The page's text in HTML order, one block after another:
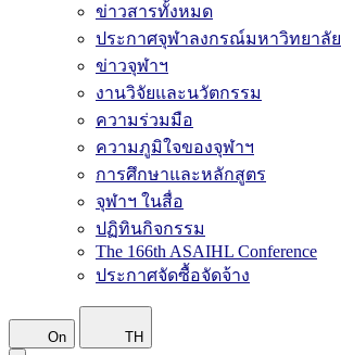
ข่าวสารทั้งหมด
ประกาศจุฬาลงกรณ์มหาวิทยาลัย
ข่าวจุฬาฯ
งานวิจัยและนวัตกรรม
ความร่วมมือ
ความภูมิใจของจุฬาฯ
การศึกษาและหลักสูตร
จุฬาฯ ในสื่อ
ปฏิทินกิจกรรม
The 166th ASAIHL Conference
ประกาศจัดซื้อจัดจ้าง
On TH